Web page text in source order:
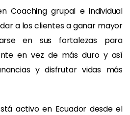
Coaching grupal e individual
a los clientes a ganar mayor
en sus fortalezas para
en vez de más duro y así
y disfrutar vidas más
activo en Ecuador desde el